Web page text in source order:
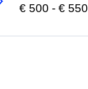
€ 500 - € 550